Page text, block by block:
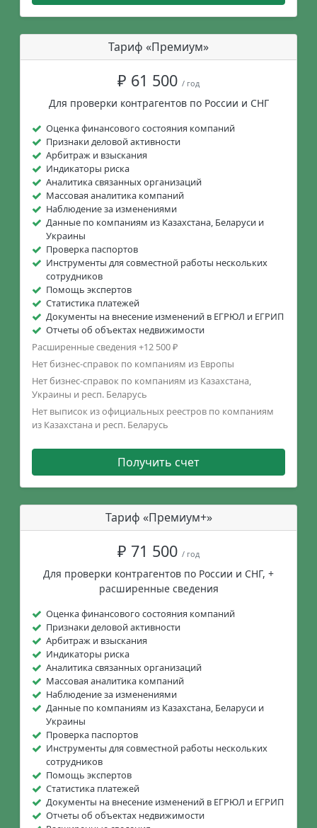
Тариф «Премиум»
₽ 61 500 / год
Для проверки контрагентов по России и СНГ
Оценка финансового состояния компаний
Признаки деловой активности
Арбитраж и взыскания
Индикаторы риска
Аналитика связанных организаций
Массовая аналитика компаний
Наблюдение за изменениями
Данные по компаниям из Казахстана, Беларуси и
Украины
Проверка паспортов
Инструменты для совместной работы нескольких
сотрудников
Помощь экспертов
Статистика платежей
Документы на внесение изменений в ЕГРЮЛ и ЕГРИП
Отчеты об объектах недвижимости
Расширенные сведения +12 500 ₽
Нет бизнес-справок по компаниям из Европы
Нет бизнес-справок по компаниям из Казахстана,
Украины и респ. Беларусь
Нет выписок из официальных реестров по компаниям
из Казахстана и респ. Беларусь
Получить счет
Тариф «Премиум+»
₽ 71 500 / год
Для проверки контрагентов по России и СНГ, +
расширенные сведения
Оценка финансового состояния компаний
Признаки деловой активности
Арбитраж и взыскания
Индикаторы риска
Аналитика связанных организаций
Массовая аналитика компаний
Наблюдение за изменениями
Данные по компаниям из Казахстана, Беларуси и
Украины
Проверка паспортов
Инструменты для совместной работы нескольких
сотрудников
Помощь экспертов
Статистика платежей
Документы на внесение изменений в ЕГРЮЛ и ЕГРИП
Отчеты об объектах недвижимости